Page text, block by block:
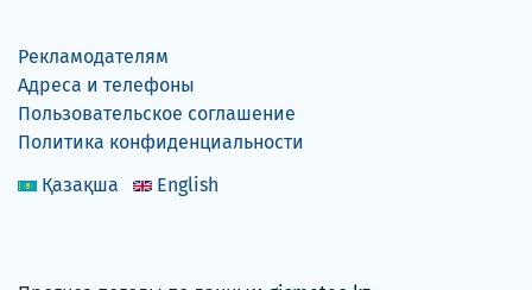
Рекламодателям
Адреса и телефоны
Пользовательское соглашение
Политика конфиденциальности
Қазақша
English